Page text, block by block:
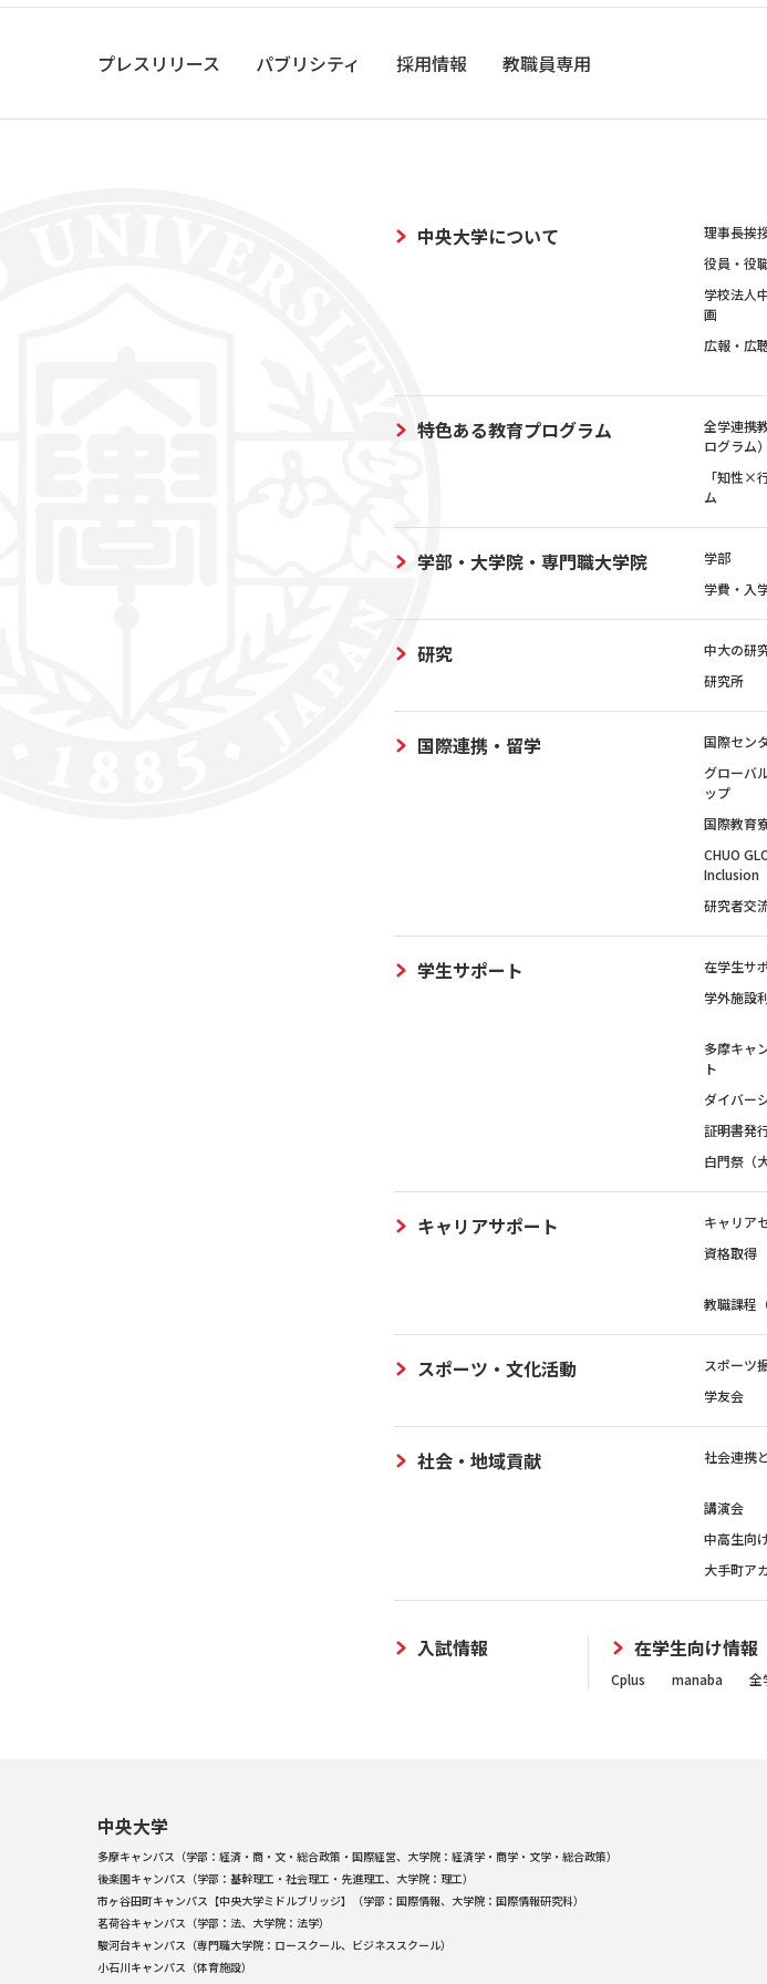
プレスリリース パブリシティ 採用情報 教職員専用
中央大学について 理事長挨
役員・役
学校法人
画
広報・広
特色ある教育プログラム
全学連携
ログラム）
「知性×
ム
学部・大学院・専門職大学院 学部
学費・入
研究 中大の研
研究所
国際連携・留学 国際セン
グローバ
ップ
国際教育
CHUO
Inclusion
研究者交
学生サポート 在学生サ
学外施設
多摩キャ
ト
ダイバー
証明書発
白門祭（
キャリアサポート キャリア
資格取得
教職課程
スポーツ・文化活動 スポーツ
学友会
社会・地域貢献 社会連携
講演会
中高生向
大手町ア
入試情報 在学生向け情報
Cplus manaba 全
中央大学
多摩キャンパス（学部：経済・商・文・総合政策・国際経営、大学院：経済学・商学・文学・総合政策）
後楽園キャンパス（学部：基幹理工・社会理工・先進理工、大学院：理工）
市ヶ谷田町キャンパス【中央大学ミドルブリッジ】（学部：国際情報、大学院：国際情報研究科）
茗荷谷キャンパス（学部：法、大学院：法学）
駿河台キャンパス（専門職大学院：ロースクール、ビジネススクール）
小石川キャンパス（体育施設）